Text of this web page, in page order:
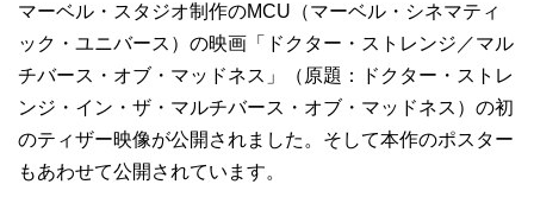
マーベル・スタジオ制作のMCU（マーベル・シネマティ
ック・ユニバース）の映画「ドクター・ストレンジ／マル
チバース・オブ・マッドネス」（原題：ドクター・ストレ
ンジ・イン・ザ・マルチバース・オブ・マッドネス）の初
のティザー映像が公開されました。そして本作のポスター
もあわせて公開されています。